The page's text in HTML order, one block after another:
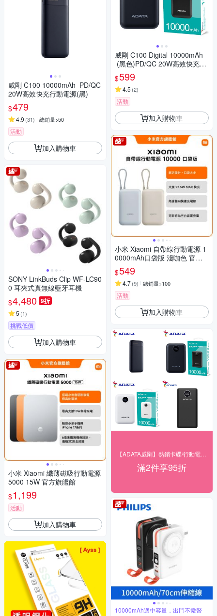
威剛 C100 10000mAh PD/QC
20W高效快充行動電源(黑)
$479
4.9 (31) 總銷量>50
活動
加入購物車
SONY LinkBuds Clip WF-LC90
0 耳夾式真無線藍牙耳機
$4,480 9折
5 (1)
挑戰低價
加入購物車
小米 Xiaomi 纖薄磁吸行動電源
5000 15W 官方旗艦館
$1,199
活動
加入購物車
威剛 C100 Digital 10000mAh
(黑色)PD/QC 20W高效快充行
動電源
$599
4.5 (2)
活動
加入購物車
小米 Xiaomi 自帶線行動電源 1
0000mAh口袋版 淺咖色 官方
旗艦館
$549
4.7(9) 總銷量>100
活動
加入購物車
滿2件享95折
10000mAh適中容量，出門不纍贅